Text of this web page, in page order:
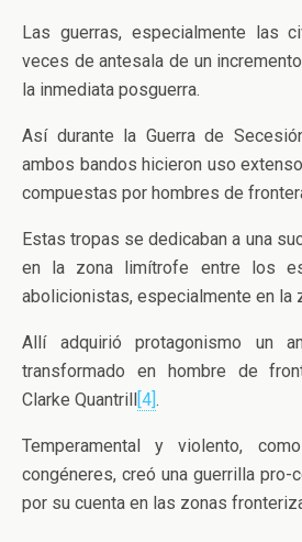
Las guerras, especialmente las
veces de antesala de un
la inmediata posguerra.
Así durante la Guerra de
ambos bandos hicieron uso
compuestas por hombres de
Estas tropas se dedicaban a una
en la zona limítrofe entre los
abolicionistas, especialmente en la
Allí adquirió protagonismo un
transformado en hombre de
Clarke Quantrill[4].
Temperamental y violento,
congéneres, creó una guerrilla pro-
por su cuenta en las zonas